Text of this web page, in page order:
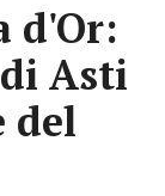
d'Or:
Asti
del